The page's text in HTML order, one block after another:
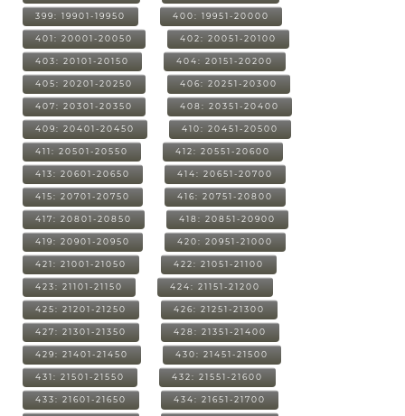
399: 19901-19950 400: 19951-20000
401: 20001-20050 402: 20051-20100
403: 20101-20150 404: 20151-20200
405: 20201-20250 406: 20251-20300
407: 20301-20350 408: 20351-20400
409: 20401-20450 410: 20451-20500
411: 20501-20550 412: 20551-20600
413: 20601-20650 414: 20651-20700
415: 20701-20750 416: 20751-20800
417: 20801-20850 418: 20851-20900
419: 20901-20950 420: 20951-21000
421: 21001-21050 422: 21051-21100
423: 21101-21150 424: 21151-21200
425: 21201-21250 426: 21251-21300
427: 21301-21350 428: 21351-21400
429: 21401-21450 430: 21451-21500
431: 21501-21550 432: 21551-21600
433: 21601-21650 434: 21651-21700